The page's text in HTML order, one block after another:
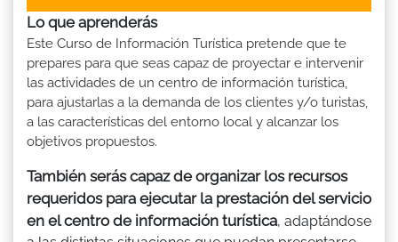
Lo que aprenderás
Este Curso de Información Turística pretende que te
prepares para que seas capaz de proyectar e intervenir
las actividades de un centro de información turística,
para ajustarlas a la demanda de los clientes y/o turistas,
a las características del entorno local y alcanzar los
objetivos propuestos.
También serás capaz de organizar los recursos
requeridos para ejecutar la prestación del servicio
en el centro de información turística, adaptándose